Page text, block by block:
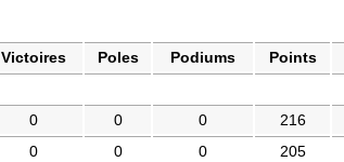
Victoires Poles Podiums Points
0 0 0 216
0 0 0 205